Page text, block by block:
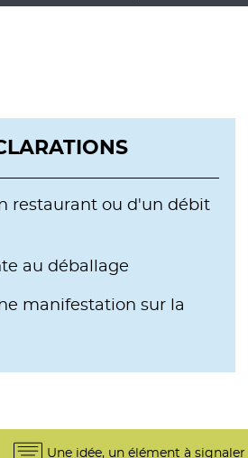
restaurant ou d'un débit
au déballage
manifestation sur la
Une idée, un élément à signaler